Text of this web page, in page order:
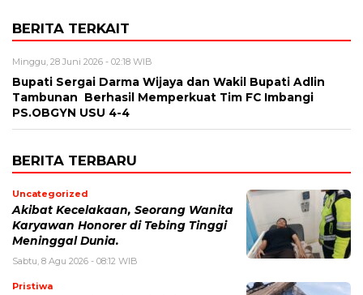
BERITA TERKAIT
Minggu, 28 Juni 2026 - 02:18 WIB
Bupati Sergai Darma Wijaya dan Wakil Bupati Adlin
Tambunan Berhasil Memperkuat Tim FC Imbangi
PS.OBGYN USU 4-4
BERITA TERBARU
Uncategorized
Akibat Kecelakaan, Seorang Wanita
Karyawan Honorer di Tebing Tinggi
Meninggal Dunia.
Sabtu, 8 Agu 2026 - 08:12 WIB
Pristiwa